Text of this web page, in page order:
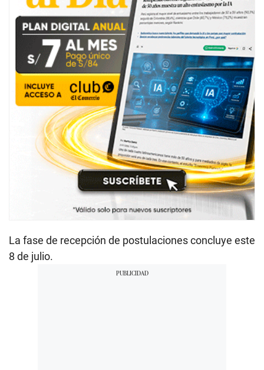
La fase de recepción de postulaciones concluye este
8 de julio.